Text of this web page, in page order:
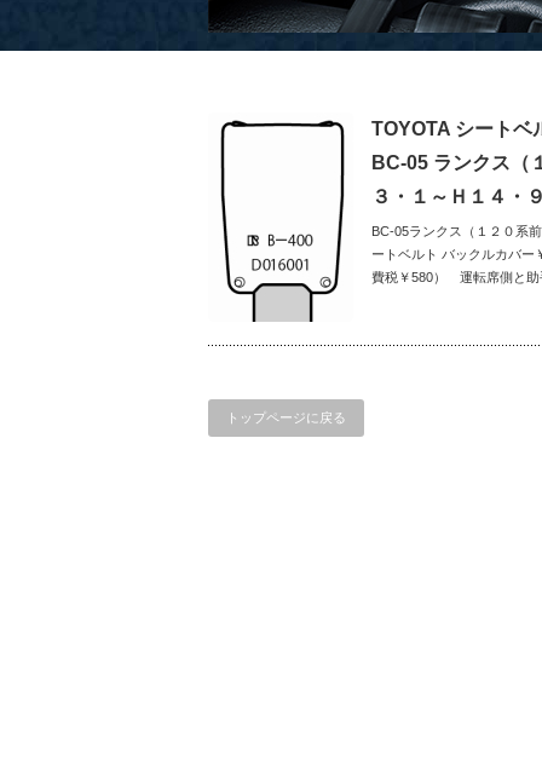
TOYOTA シートベ
BC-05 ランクス
３・１～Ｈ１４・
BC-05ランクス（１２０系
ートベルト バックルカバ
費税￥580） 運転席側と助
トップページに戻る